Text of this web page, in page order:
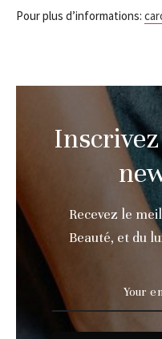
Pour plus d’informations:
Recevez le
Beauté, et du